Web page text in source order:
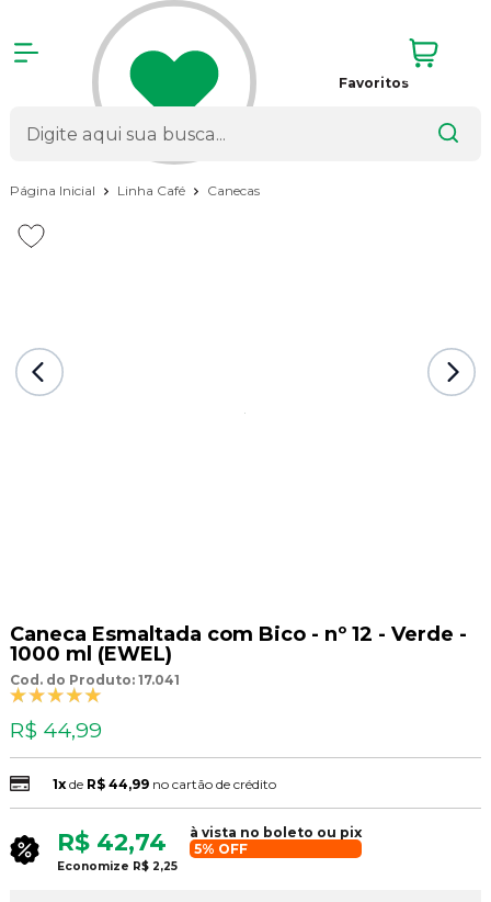
Favoritos
Página Inicial Linha Café Canecas
Caneca Esmaltada com Bico - nº 12 - Verde -
1000 ml (EWEL)
Cod. do Produto: 17.041
R$ 44,99
1xde R$ 44,99 no cartão de crédito
R$ 42,74
à vista no boleto ou pix
5% OFF
Economize R$ 2,25